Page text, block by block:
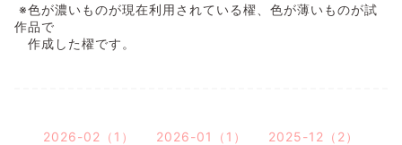
※色が濃いものが現在利用されている櫂、色が薄いものが試
作品で
作成した櫂です。
2026-02（1） 2026-01（1）
2025-12（2）